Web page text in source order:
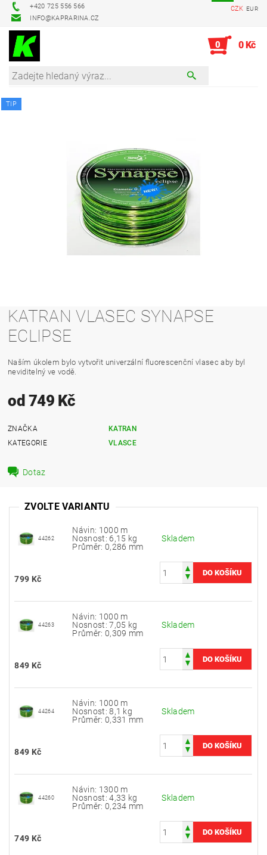
+420 725 556 566
INFO@KAPRARINA.CZ
CZK EUR
0 0 Kč
TIP
KATRAN VLASEC SYNAPSE
ECLIPSE
Naším úkolem bylo vytvořit univerzální fluorescenční vlasec aby byl
neviditelný ve vodě.
od 749 Kč
ZNAČKA
KATRAN
KATEGORIE
VLASCE
Dotaz
ZVOLTE VARIANTU
44262
Návin: 1000 m
Nosnost: 6,15 kg
Průměr: 0,286 mm
Skladem
799 Kč
44263
Návin: 1000 m
Nosnost: 7,05 kg
Průměr: 0,309 mm
Skladem
849 Kč
44264
Návin: 1000 m
Nosnost: 8,1 kg
Průměr: 0,331 mm
Skladem
849 Kč
44260
Návin: 1300 m
Nosnost: 4,33 kg
Průměr: 0,234 mm
Skladem
749 Kč